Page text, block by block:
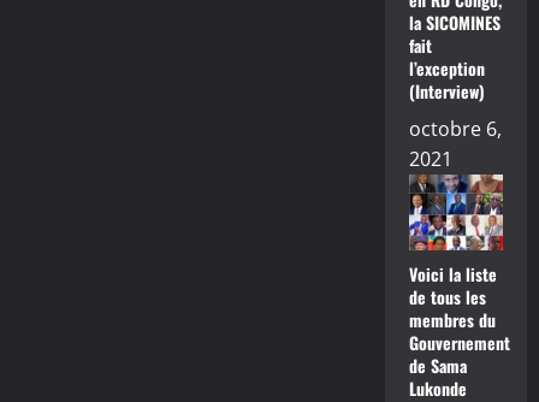
la SICOMINES
fait
l’exception
(Interview)
octobre 6,
2021
Voici la liste
de tous les
membres du
Gouvernement
de Sama
Lukonde